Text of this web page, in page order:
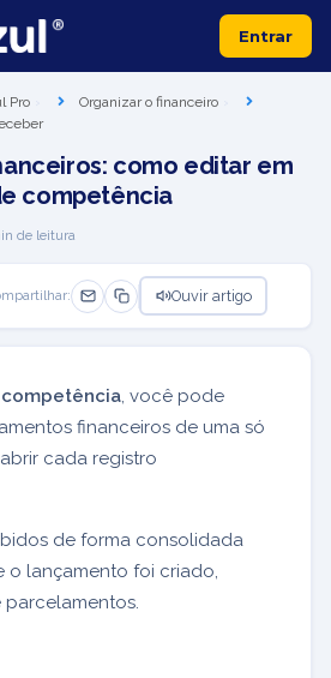
Entrar
Pro
Organizar o financeiro
como editar em
competência
de leitura
Ouvir artigo
, você pode
financeiros de uma só
cada registro
de forma consolidada
o lançamento foi criado,